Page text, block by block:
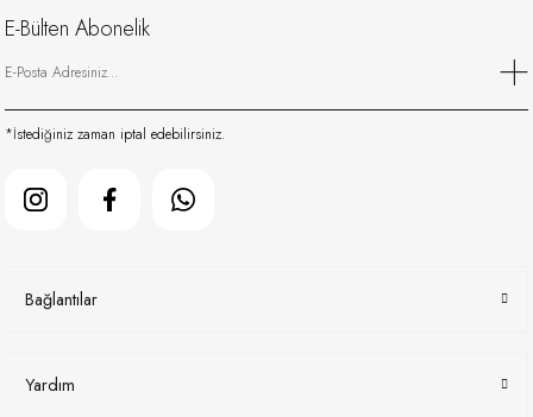
E-Bülten Abonelik
*İstediğiniz zaman iptal edebilirsiniz.
Bağlantılar
Yardım